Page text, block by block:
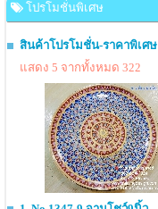
โปรโมชั่นพิเศษ
สินค้าโปรโมชั่น-ราคาพิเศษ
แสดง 5 จากทั้งหมด 322